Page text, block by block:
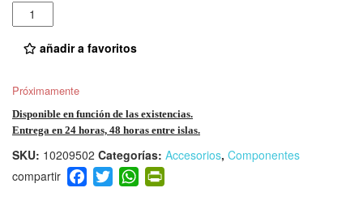
Cantidad
añadir a favoritos
Próximamente
Disponible en función de las existencias.
Entrega en 24 horas, 48 horas entre islas.
SKU: 10209502 Categorías: Accesorios, Componentes
F
a
T
wi
W
h